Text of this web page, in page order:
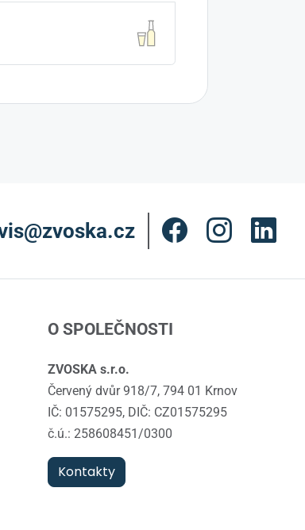
O SPOLEČNOSTI
ZVOSKA s.r.o.
Červený dvůr 918/7, 794 01 Krnov
IČ: 01575295, DIČ: CZ01575295
č.ú.: 258608451/0300
Kontakty